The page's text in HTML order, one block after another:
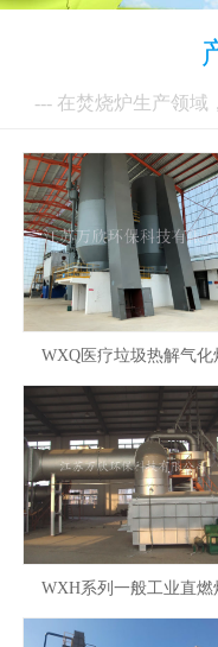
--- 在焚烧炉生产领域
WXQ医疗垃圾热解气化
WXH系列一般工业直燃